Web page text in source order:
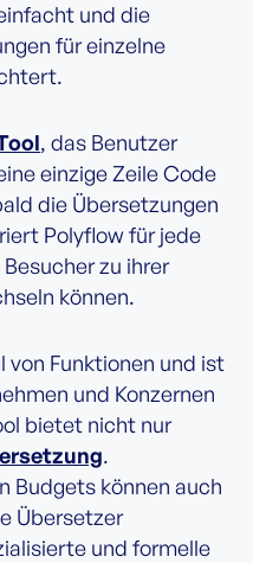
und die
für einzelne
, das Benutzer
einzige Zeile Code
die Übersetzungen
Polyflow für jede
zu ihrer
können.
von Funktionen und ist
und Konzernen
bietet nicht nur
.
Budgets können auch
Übersetzer
und formelle